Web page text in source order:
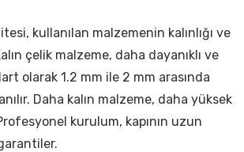
kullanılan malzemenin kalınlığı ve
çelik malzeme, daha dayanıklı ve
olarak 1.2 mm ile 2 mm arasında
Daha kalın malzeme, daha yüksek
kurulum, kapının uzun